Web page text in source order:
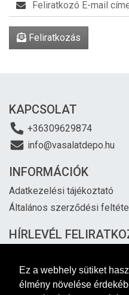
Ez a webhely sütiket
élmény növelése
Feliratkozás
KAPCSOLAT
+36309629874
info@vasalatdepo.hu
INFORMÁCIÓK
Adatkezelési tájékoztató
Általános szerződési
HÍRLEVÉL